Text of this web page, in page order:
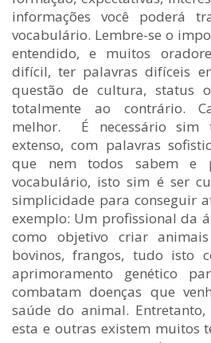
informações você poderá
vocabulário. Lembre-se o
entendido, e muitos
difícil, ter palavras difíceis
questão de cultura, status
totalmente ao contrário.
melhor. É necessário sim
extenso, com palavras
que nem todos sabem e
vocabulário, isto sim é ser
simplicidade para conseguir
exemplo: Um profissional da
como objetivo criar
bovinos, frangos, tudo isto
aprimoramento genético
combatam doenças que
saúde do animal.
esta e outras existem muitos